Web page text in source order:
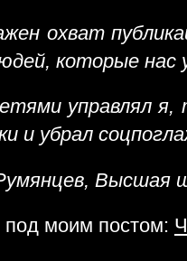
охват
которые нас
управлял я,
и убрал
Высшая
под моим постом: